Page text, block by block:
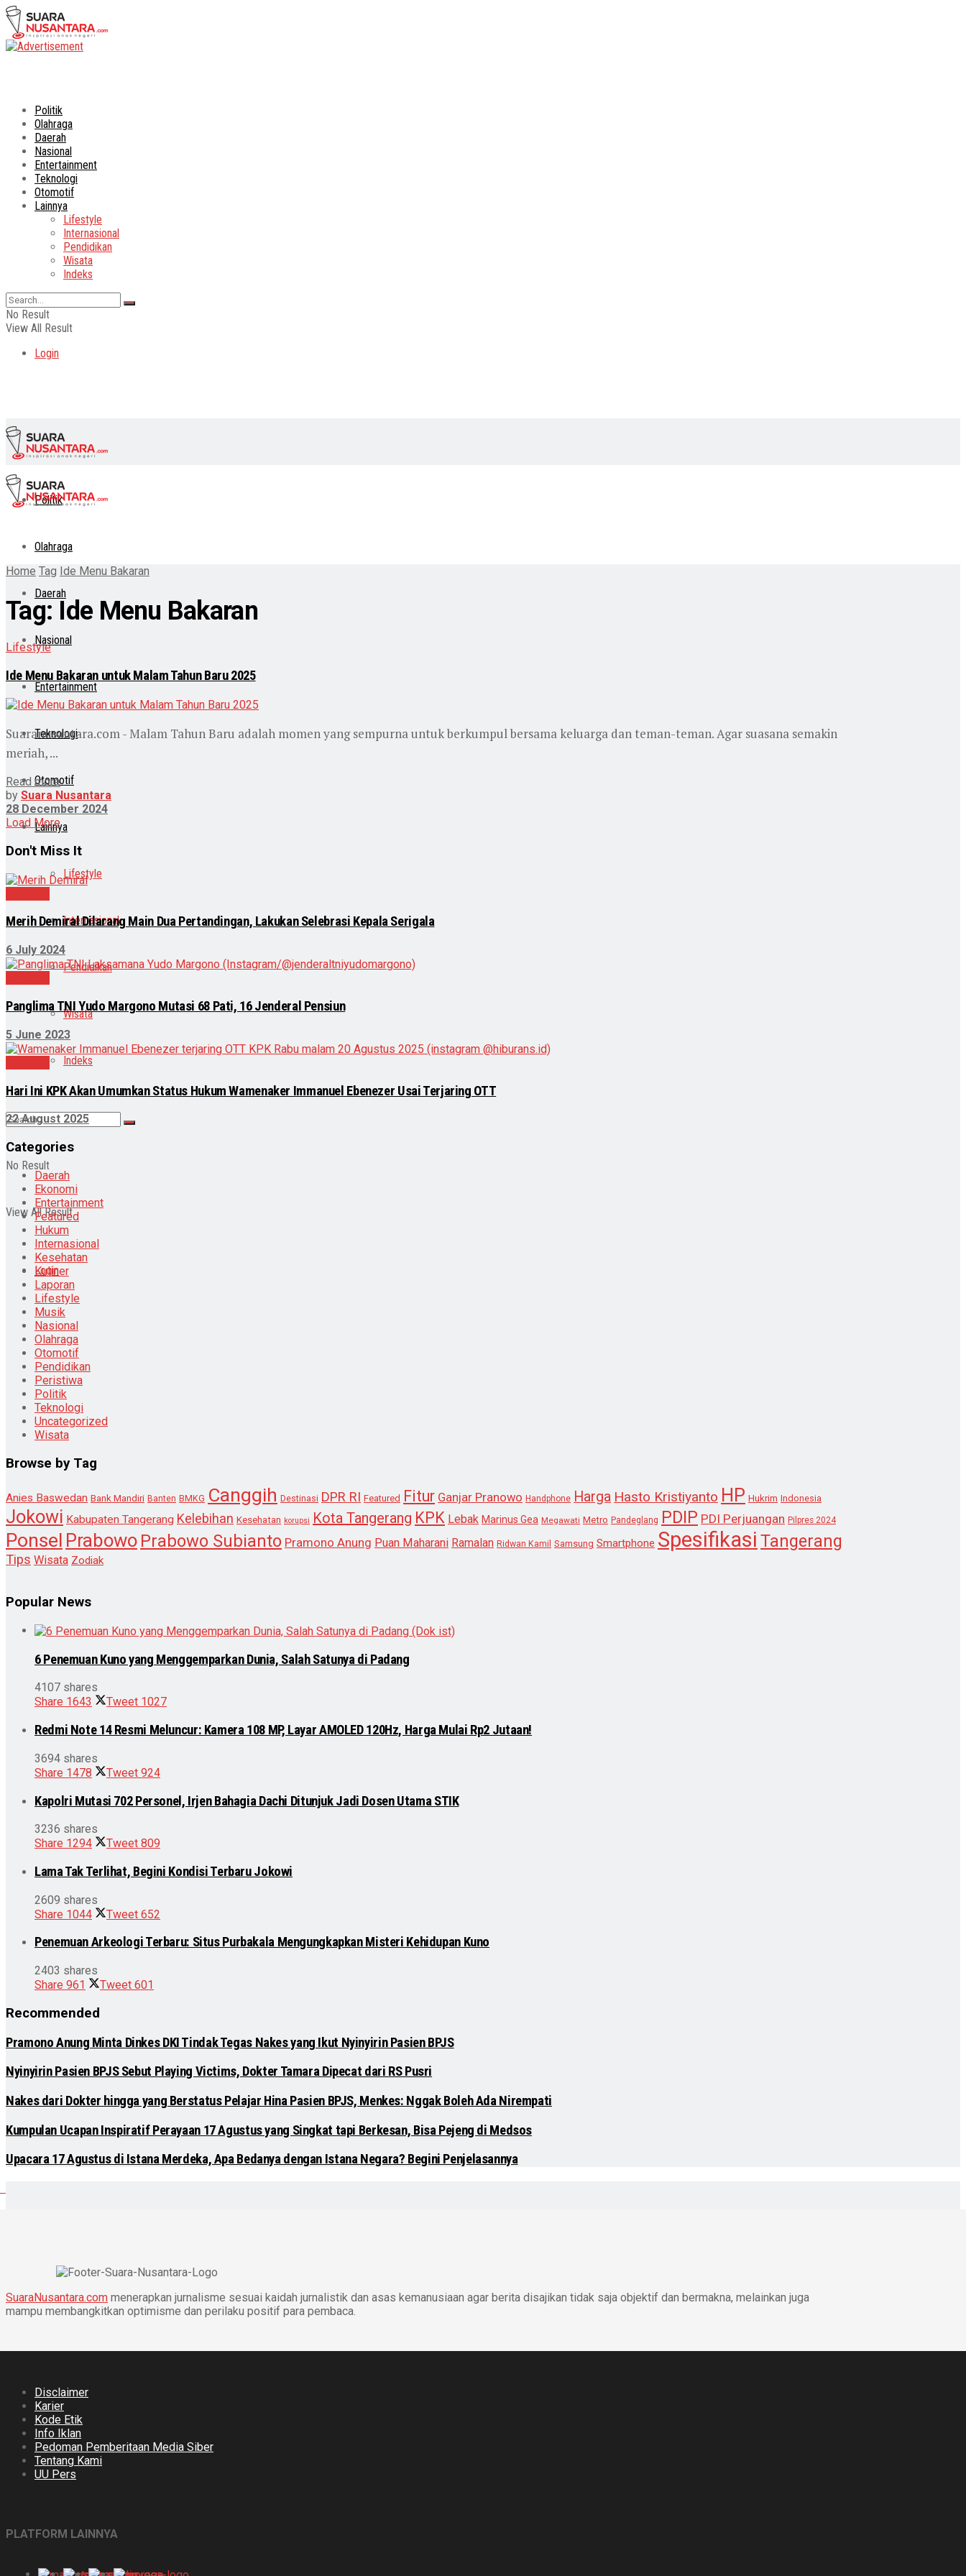
Politik
Olahraga
Daerah
Nasional
Entertainment
Teknologi
Otomotif
Lainnya
Lifestyle
Internasional
Pendidikan
Wisata
Indeks
No Result
View All Result
Login
Politik
Olahraga
Daerah
Nasional
Entertainment
Teknologi
Otomotif
Lainnya
Lifestyle
Internasional
Pendidikan
Wisata
Indeks
No Result
View All Result
Login
Home Tag Ide Menu Bakaran
Tag: Ide Menu Bakaran
Lifestyle
Ide Menu Bakaran untuk Malam Tahun Baru 2025
Suaranusantara.com - Malam Tahun Baru adalah momen yang sempurna untuk berkumpul bersama keluarga dan teman-teman. Agar suasana semakin
meriah, ...
Read more
by Suara Nusantara
28 December 2024
Load More
Don't Miss It
Merih Demiral Dilarang Main Dua Pertandingan, Lakukan Selebrasi Kepala Serigala
6 July 2024
Panglima TNI Yudo Margono Mutasi 68 Pati, 16 Jenderal Pensiun
5 June 2023
Hari Ini KPK Akan Umumkan Status Hukum Wamenaker Immanuel Ebenezer Usai Terjaring OTT
22 August 2025
Categories
Daerah
Ekonomi
Entertainment
Featured
Hukum
Internasional
Kesehatan
Kuliner
Laporan
Lifestyle
Musik
Nasional
Olahraga
Otomotif
Pendidikan
Peristiwa
Politik
Teknologi
Uncategorized
Wisata
Browse by Tag
Anies Baswedan Bank Mandiri Banten BMKG Canggih Destinasi DPR RI Featured Fitur Ganjar Pranowo Handphone Harga Hasto Kristiyanto HP Hukrim Indonesia
Jokowi Kabupaten Tangerang Kelebihan Kesehatan korupsi Kota Tangerang KPK Lebak Marinus Gea Megawati Metro Pandeglang PDIP PDI Perjuangan Pilpres 2024
Ponsel Prabowo Prabowo Subianto Pramono Anung Puan Maharani Ramalan Ridwan Kamil Samsung Smartphone Spesifikasi Tangerang
Tips Wisata Zodiak
Popular News
6 Penemuan Kuno yang Menggemparkan Dunia, Salah Satunya di Padang
4107 shares
Share 1643 Tweet 1027
Redmi Note 14 Resmi Meluncur: Kamera 108 MP, Layar AMOLED 120Hz, Harga Mulai Rp2 Jutaan!
3694 shares
Share 1478 Tweet 924
Kapolri Mutasi 702 Personel, Irjen Bahagia Dachi Ditunjuk Jadi Dosen Utama STIK
3236 shares
Share 1294 Tweet 809
Lama Tak Terlihat, Begini Kondisi Terbaru Jokowi
2609 shares
Share 1044 Tweet 652
Penemuan Arkeologi Terbaru: Situs Purbakala Mengungkapkan Misteri Kehidupan Kuno
2403 shares
Share 961 Tweet 601
Recommended
Pramono Anung Minta Dinkes DKI Tindak Tegas Nakes yang Ikut Nyinyirin Pasien BPJS
Nyinyirin Pasien BPJS Sebut Playing Victims, Dokter Tamara Dipecat dari RS Pusri
Nakes dari Dokter hingga yang Berstatus Pelajar Hina Pasien BPJS, Menkes: Nggak Boleh Ada Nirempati
Kumpulan Ucapan Inspiratif Perayaan 17 Agustus yang Singkat tapi Berkesan, Bisa Pejeng di Medsos
Upacara 17 Agustus di Istana Merdeka, Apa Bedanya dengan Istana Negara? Begini Penjelasannya
SuaraNusantara.com menerapkan jurnalisme sesuai kaidah jurnalistik dan asas kemanusiaan agar berita disajikan tidak saja objektif dan bermakna, melainkan juga
mampu membangkitkan optimisme dan perilaku positif para pembaca.
Disclaimer
Karier
Kode Etik
Info Iklan
Pedoman Pemberitaan Media Siber
Tentang Kami
UU Pers
PLATFORM LAINNYA